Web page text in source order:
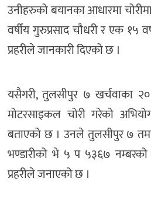
उनीहरुको बयानका आधारमा
वर्षीय गुरुप्रसाद चौधरी र एक १५
प्रहरीले जानकारी दिएको छ ।
यसैगरी, तुलसीपुर ७ खर्चवाका
मोटरसाइकल चोरी गरेको
बताएको छ । उनले तुलसीपुर ७
भण्डारीको भे ५ प ५३६७
प्रहरीले जनाएको छ ।